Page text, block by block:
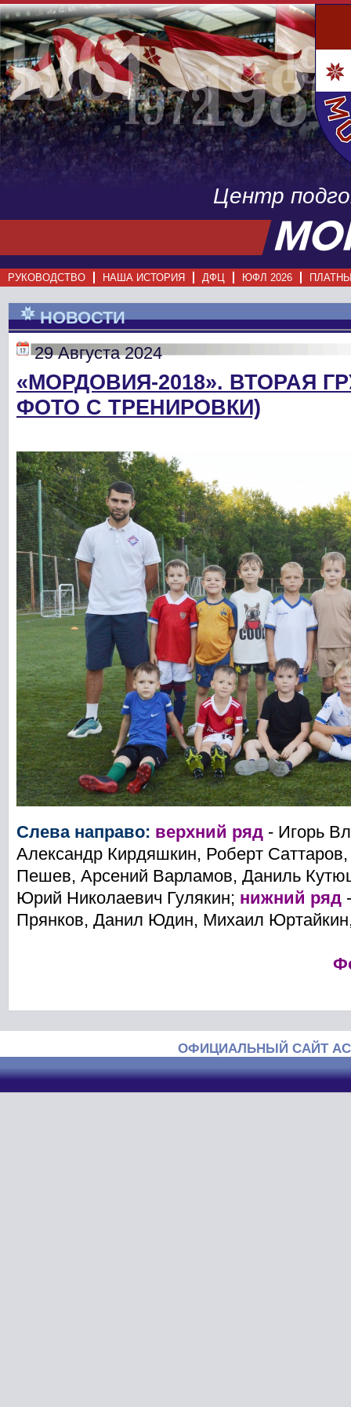
Центр
РУКОВОДСТВО НАША ИСТОРИЯ ДФЦ ЮФЛ 2026
НОВОСТИ
29 Августа 2024
«МОРДОВИЯ-2018». ВТОРАЯ
ФОТО С ТРЕНИРОВКИ)
Слева направо: верхний ряд - Игорь
Александр Кирдяшкин, Роберт
Пешев, Арсений Варламов, Даниль
Юрий Николаевич Гулякин; нижний ряд
Прянков, Данил Юдин, Михаил
ОФИЦИАЛЬНЫЙ САЙТ